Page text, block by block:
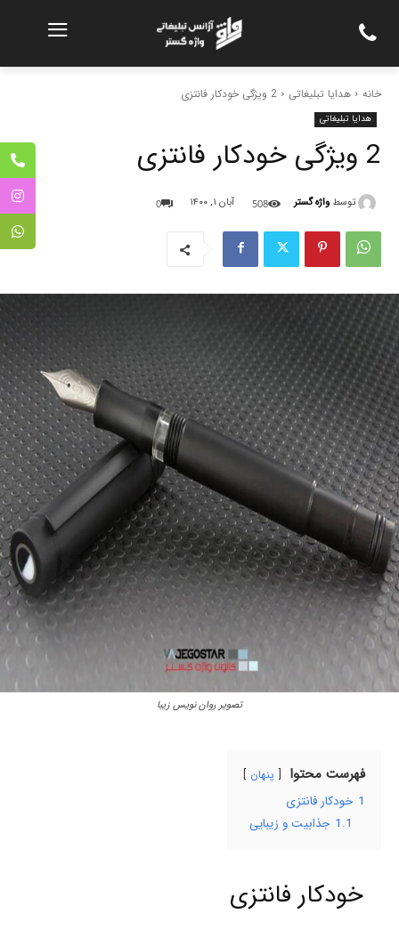
خانه هدایا تبلیغاتی 2 ویژگی خودکار فانتزی
هدایا تبلیغاتی
2 ویژگی خودکار فانتزی
توسط واژه گستر آبان ۱, ۱۴۰۰ 0 508
تصویر روان نویس زیبا
فهرست محتوا پنهان
1 خودکار فانتزی
1.1 جذابیت و زیبایی
خودکار فانتزی